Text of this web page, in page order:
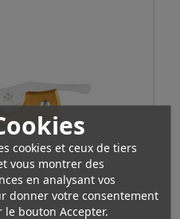
cookies et ceux de tiers
vous montrer des
en analysant vos
donner votre consentement
bouton Accepter.